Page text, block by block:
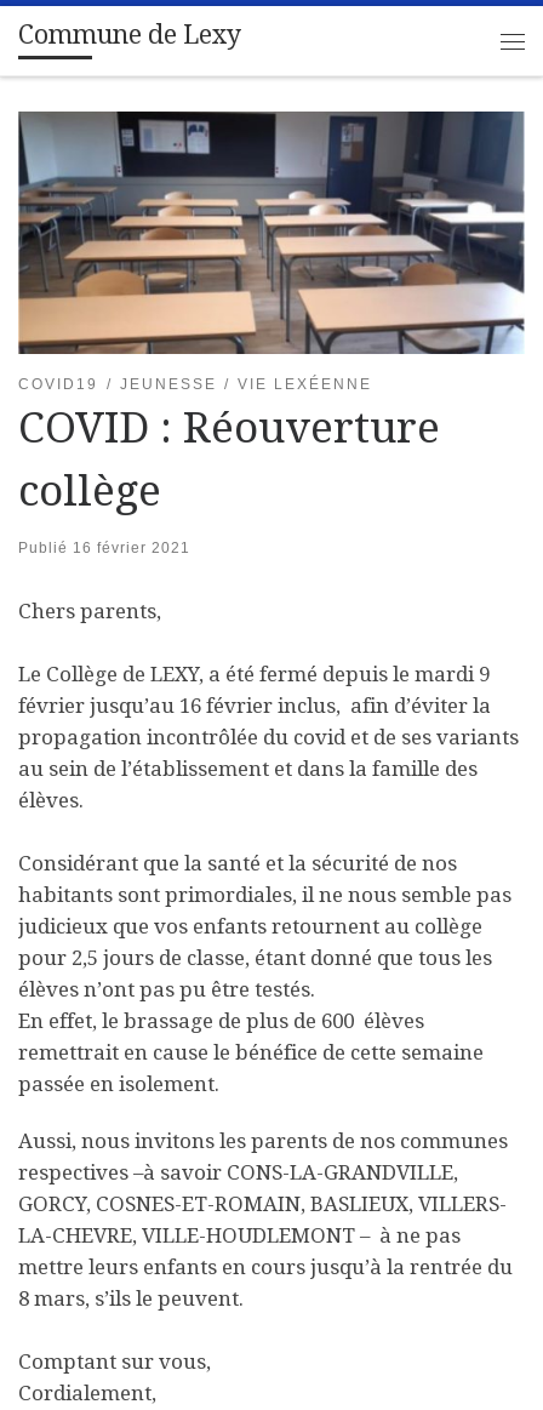
Passer au contenu
Commune de Lexy
COVID19 JEUNESSE VIE LEXÉENNE
COVID : Réouverture
collège
Publié 16 février 2021
Chers parents,
Le Collège de LEXY, a été fermé depuis le mardi 9
février jusqu’au 16 février inclus, afin d’éviter la
propagation incontrôlée du covid et de ses variants
au sein de l’établissement et dans la famille des
élèves.
Considérant que la santé et la sécurité de nos
habitants sont primordiales, il ne nous semble pas
judicieux que vos enfants retournent au collège
pour 2,5 jours de classe, étant donné que tous les
élèves n’ont pas pu être testés.
En effet, le brassage de plus de 600 élèves
remettrait en cause le bénéfice de cette semaine
passée en isolement.
Aussi, nous invitons les parents de nos communes
respectives –à savoir CONS-LA-GRANDVILLE,
GORCY, COSNES-ET-ROMAIN, BASLIEUX, VILLERS-
LA-CHEVRE, VILLE-HOUDLEMONT – à ne pas
mettre leurs enfants en cours jusqu’à la rentrée du
8 mars, s’ils le peuvent.
Comptant sur vous,
Cordialement,